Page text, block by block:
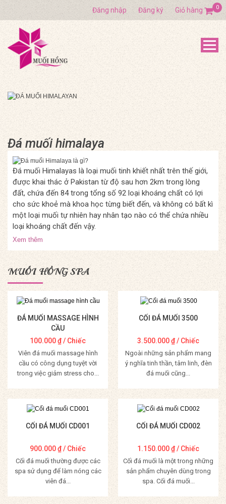
Đăng nhập Đăng ký Giỏ hàng 0
Đá muối himalaya
Đá muối Himalayas là loại muối tinh khiết nhất trên thế giới,
được khai thác ở Pakistan từ độ sau hơn 2km trong lòng
đất, chứa đến 84 trong tổng số 92 loại khoáng chất có lợi
cho sức khoẻ mà khoa học từng biết đến, và không có bất kì
một loại muối tự nhiên hay nhân tạo nào có thể chứa nhiều
loại khoáng chất đến vậy.
Xem thêm
MUỐI HỒNG SPA
ĐÁ MUỐI MASSAGE HÌNH
CẦU
100.000₫/ Chiếc
Viên đá muối massage hình
cầu có công dụng tuyệt vời
trong việc giảm stress cho...
Mua Hàng
CỐI ĐÁ MUỐI 3500
3.500.000₫/ Chiếc
Ngoài những sản phẩm mang
ý nghĩa tinh thần, tâm linh, đèn
đá muối cũng...
Mua Hàng
CỐI ĐÁ MUỐI CD001
900.000₫/ Chiếc
Cối đá muối thường được các
spa sử dụng để làm nóng các
viên đá...
Mua Hàng
CỐI ĐÁ MUỐI CD002
1.150.000₫/ Chiếc
Cối đá muối là một trong những
sản phẩm chuyên dùng trong
spa. Cối đá muối...
Mua Hàng